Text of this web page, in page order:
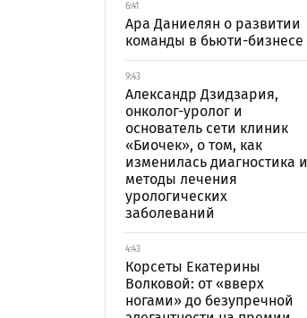
6:41
Ара Даниелян о развитии
команды в бьюти-бизнесе
9:43
Александр Дзидзария,
онколог-уролог и
основатель сети клиник
«Биочек», о том, как
изменилась диагностика и
методы лечения
урологических
заболеваний
4:43
Корсеты Екатерины
Волковой: от «вверх
ногами» до безупречной